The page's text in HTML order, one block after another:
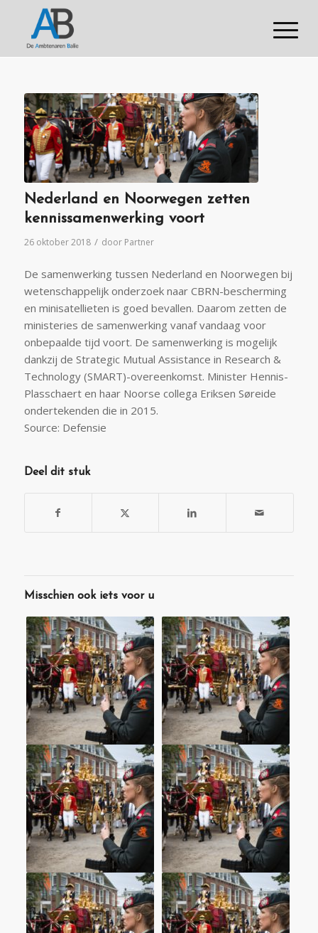
Nederland en Noorwegen zetten
kennissamenwerking voort
26 oktober 2018 / door Partner
De samenwerking tussen Nederland en Noorwegen bij
wetenschappelijk onderzoek naar CBRN-bescherming
en minisatellieten is goed bevallen. Daarom zetten de
ministeries de samenwerking vanaf vandaag voor
onbepaalde tijd voort. De samenwerking is mogelijk
dankzij de Strategic Mutual Assistance in Research &
Technology (SMART)-overeenkomst. Minister Hennis-
Plasschaert en haar Noorse collega Eriksen Søreide
ondertekenden die in 2015.
Source: Defensie
Deel dit stuk
Misschien ook iets voor u